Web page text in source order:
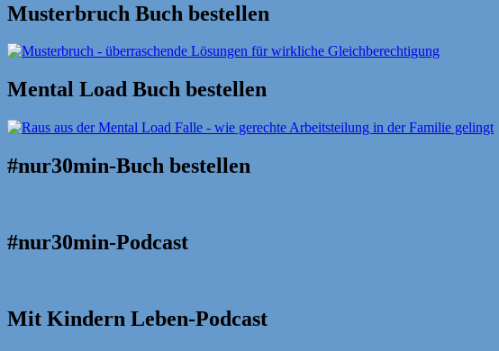
Musterbruch Buch bestellen
Mental Load Buch bestellen
#nur30min-Buch bestellen
#nur30min-Podcast
Mit Kindern Leben-Podcast